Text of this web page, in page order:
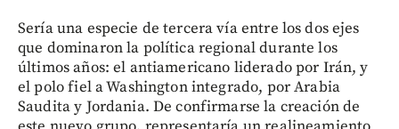
Sería una especie de tercera vía entre los dos ejes
que dominaron la política regional durante los
últimos años: el antiamericano liderado por Irán, y
el polo fiel a Washington integrado, por Arabia
Saudita y Jordania. De confirmarse la creación de